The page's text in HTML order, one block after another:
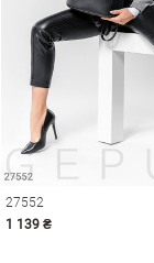
27552
1 139 ₴